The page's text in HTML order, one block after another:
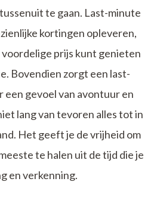
te gaan. Last-minute
kortingen opleveren,
prijs kunt genieten
Bovendien zorgt een last-
een gevoel van avontuur en
lang van tevoren alles tot in
Het geeft je de vrijheid om
te halen uit de tijd die je
en verkenning.